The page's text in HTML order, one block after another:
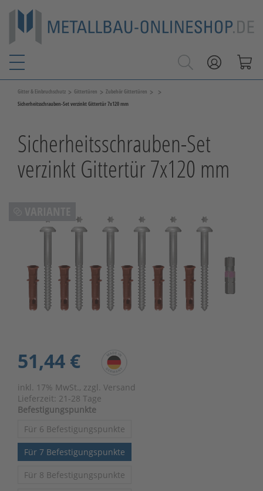
Gitter & Einbruchschutz > Gittertüren > Zubehör Gittertüren > >
Sicherheitsschrauben-Set verzinkt Gittertür 7x120 mm
Sicherheitsschrauben-Set
verzinkt Gittertür 7x120 mm
51,44 €
inkl. 17% MwSt., zzgl. Versand
Lieferzeit: 21-28 Tage
Befestigungspunkte
Für 6 Befestigungspunkte
Für 7 Befestigungspunkte
Für 8 Befestigungspunkte